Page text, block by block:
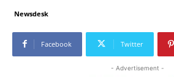
Newsdesk
Facebook Twitter
- Advertisement -